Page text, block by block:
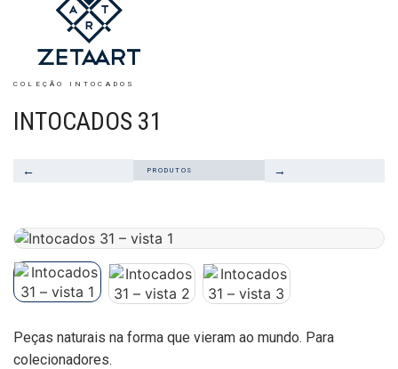
COLEÇÃO INTOCADOS
INTOCADOS 31
← PRODUTOS →
Peças naturais na forma que vieram ao mundo. Para
colecionadores.